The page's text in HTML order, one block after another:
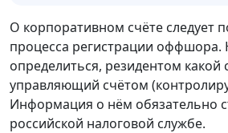
О корпоративном счёте следует
процесса регистрации оффшора.
определиться, резидентом какой
управляющий счётом
Информация о нём обязательно
российской налоговой службе.